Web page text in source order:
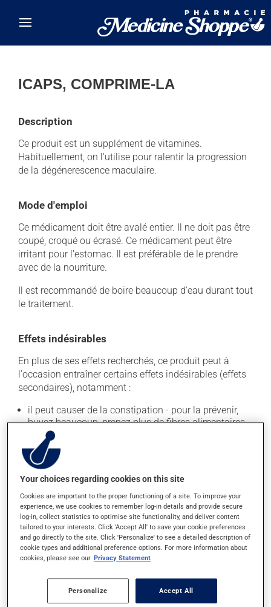
ICAPS, COMPRIME-LA
Description
Ce produit est un supplément de vitamines.
Habituellement, on l'utilise pour ralentir la progression
de la dégénerescence maculaire.
Mode d'emploi
Ce médicament doit être avalé entier. Il ne doit pas être
coupé, croqué ou écrasé. Ce médicament peut être
irritant pour l'estomac. Il est préférable de le prendre
avec de la nourriture.
Il est recommandé de boire beaucoup d'eau durant tout
le traitement.
Effets indésirables
En plus de ses effets recherchés, ce produit peut à
l'occasion entraîner certains effets indésirables (effets
secondaires), notamment :
il peut causer de la constipation - pour la prévenir,
buvez beaucoup, prenez plus de fibres alimentaires.
Chaque personne peut réagir différemment à un
traitement. Si vous croyez que ce produit est la cause
d'un problème qui vous incommode, qu'il soit
mentionné ici ou non, discutez-en avec votre
professionnel(le) de la santé. Il ou elle peut vous aider
à déterminer si votre traitement en est effectivement la
cause et, au besoin, vous aider à bien gérer la situation.
Conservation
garder ce produit à la température ambiante.
Conservez-le dans un endroit sécuritaire où il ne sera
Your choices regarding cookies on this site
Cookies are important to the proper functioning of a site. To improve your
experience, we use cookies to remember log-in details and provide secure
log-in, collect statistics to optimise site functionality, and deliver content
tailored to your interests. Click 'Accept All' to save your cookie preferences
and go directly to the site. Click 'Personalize' to see a detailed description of
cookie types and additional preference options. For more information about
cookies, please see our Privacy Statement
Personalize Accept All